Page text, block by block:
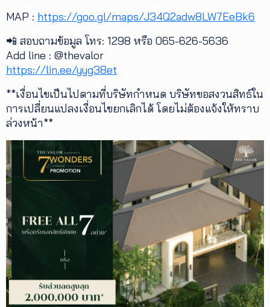
MAP : https://goo.gl/maps/J34Q2adw8LW7EeBk6
📲 สอบถามข้อมูล โทร: 1298 หรือ 065-626-5636
Add line : @thevalor
https://lin.ee/yyg38et
**เงื่อนไขเป็นไปตามที่บริษัทกำหนด บริษัทขอสงวนสิทธ์ใน
การเปลี่ยนแปลงเงื่อนไขยกเลิกได้ โดยไม่ต้องแจ้งให้ทราบ
ล่วงหน้า**